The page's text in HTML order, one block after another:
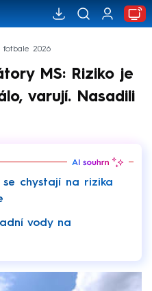
fotbale 2026
MS: Riziko je
varují. Nasadili
se chystají na rizika
vody na